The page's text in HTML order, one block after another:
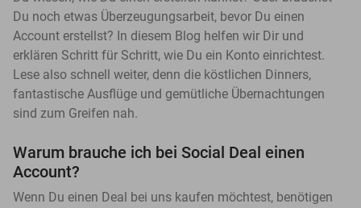
Du noch etwas Überzeugungsarbeit, bevor Du einen
Account erstellst? In diesem Blog helfen wir Dir und
erklären Schritt für Schritt, wie Du ein Konto einrichtest.
Lese also schnell weiter, denn die köstlichen Dinners,
fantastische Ausflüge und gemütliche Übernachtungen
sind zum Greifen nah.
Warum brauche ich bei Social Deal einen
Account?
Wenn Du einen Deal bei uns kaufen möchtest, benötigen